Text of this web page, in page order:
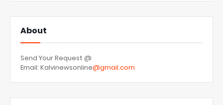
About
Send Your Request @
Email: Kalvinewsonline@gmail.com